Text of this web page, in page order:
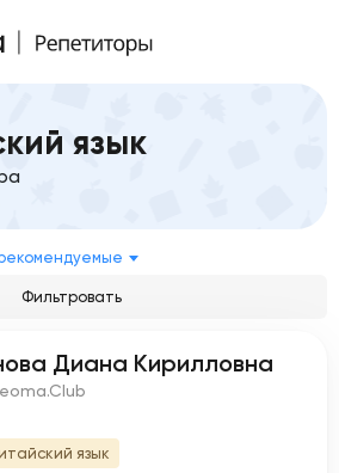
язык
Фильтровать
Диана Кирилловна
язык